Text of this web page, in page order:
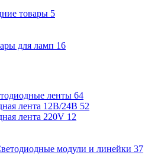
товары 5
для ламп 16
ленты 64
лента 12В/24В 52
лента 220V 12
модули и линейки 37